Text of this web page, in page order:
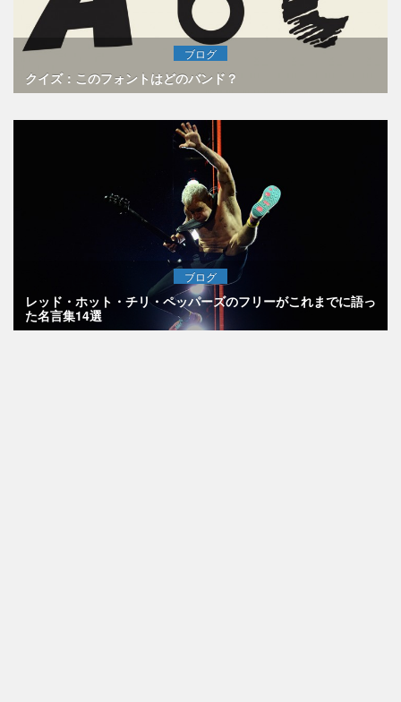
ブログ
クイズ：このフォントはどのバンド？
ブログ
レッド・ホット・チリ・ペッパーズのフリーがこれまでに語っ
た名言集14選